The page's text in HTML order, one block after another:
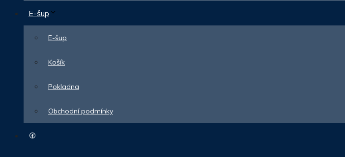
E-šup
E-šup
Košík
Pokladna
Obchodní podmínky